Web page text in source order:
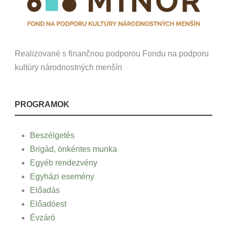
Realizované s finančnou podporou Fondu na podporu
kultúry národnostných menšín
PROGRAMOK
Beszélgetés
Brigád, önkéntes munka
Egyéb rendezvény
Egyházi esemény
Előadás
Előadóest
Évzáró